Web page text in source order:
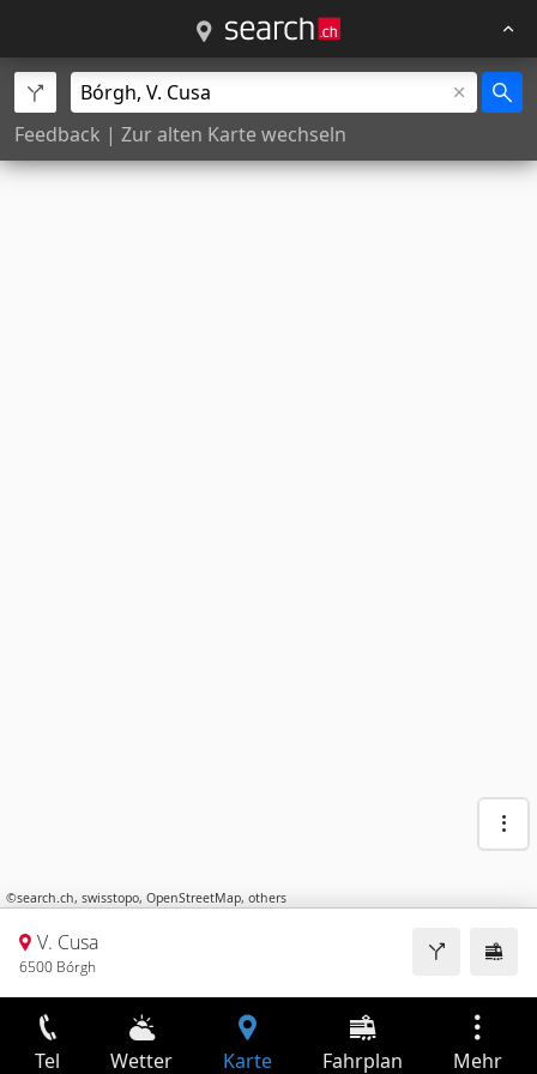
Feedback | Zur alten Karte wechseln
©search.ch, swisstopo, OpenStreetMap, others
V. Cusa
6500 Bórgh
Tel Wetter Karte Fahrplan Mehr